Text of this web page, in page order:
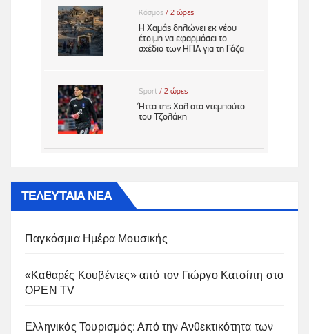
ΤΕΛΕΥΤΑΙΑ ΝΕΑ
Παγκόσμια Ημέρα Μουσικής
«Καθαρές Κουβέντες» από τον Γιώργο Κατσίπη στο
OPEN TV
Ελληνικός Τουρισμός: Από την Ανθεκτικότητα των